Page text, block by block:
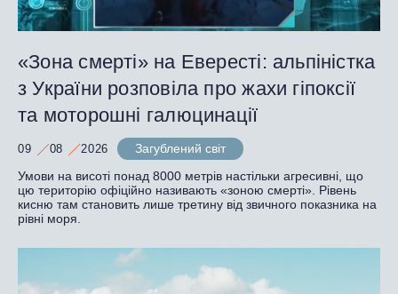
«Зона смерті» на Евересті: альпіністка
з України розповіла про жахи гіпоксії
та моторошні галюцинації
09 08 2026
Загублений світ
Умови на висоті понад 8000 метрів настільки агресивні, що
цю територію офіційно називають «зоною смерті». Рівень
кисню там становить лише третину від звичного показника на
рівні моря.